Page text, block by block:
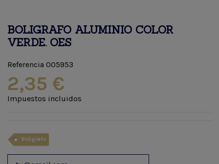
BOLIGRAFO ALUMINIO COLOR
VERDE. OES
Referencia 005953
2,35 €
Impuestos incluidos
Boligrafo